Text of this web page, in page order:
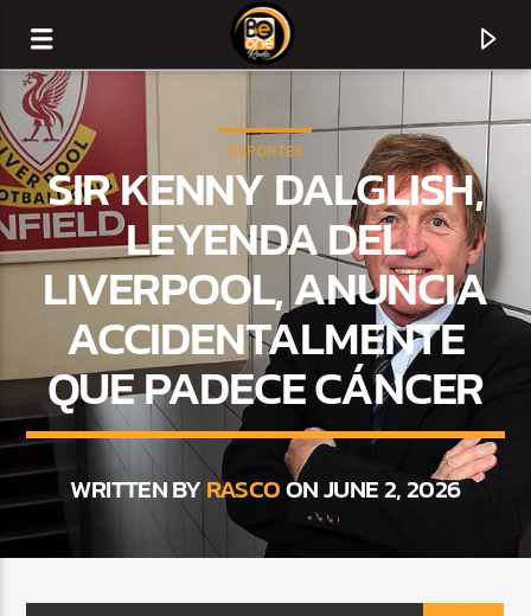
CURRENT TRACK
TITLE
ARTIST
DEPORTES
SIR KENNY DALGLISH,
LEYENDA DEL
LIVERPOOL, ANUNCIA
ACCIDENTALMENTE
QUE PADECE CÁNCER
WRITTEN BYRASCOON JUNE 2, 2026